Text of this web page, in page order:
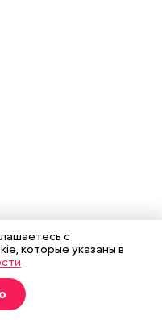
с
которые указаны в